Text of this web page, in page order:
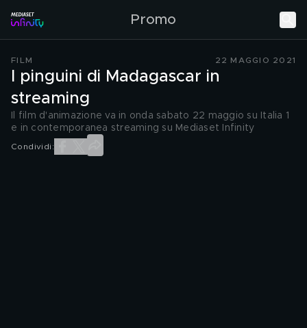
Promo
FILM 22 MAGGIO 2021
I pinguini di Madagascar in
streaming
Il film d'animazione va in onda sabato 22 maggio su Italia 1
e in contemporanea streaming su Mediaset Infinity
Condividi: